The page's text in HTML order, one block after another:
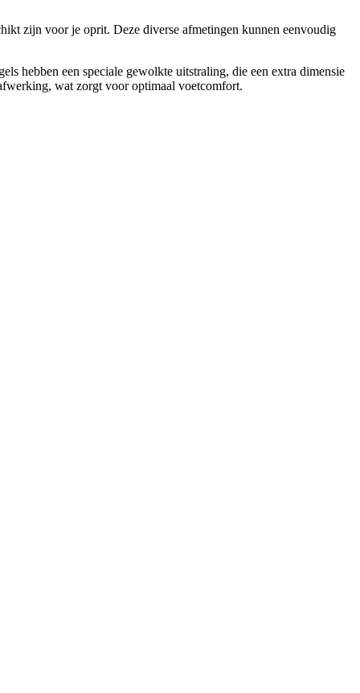
zijn voor je oprit. Deze diverse afmetingen kunnen eenvoudig
hebben een speciale gewolkte uitstraling, die een extra dimensie
wat zorgt voor optimaal voetcomfort.